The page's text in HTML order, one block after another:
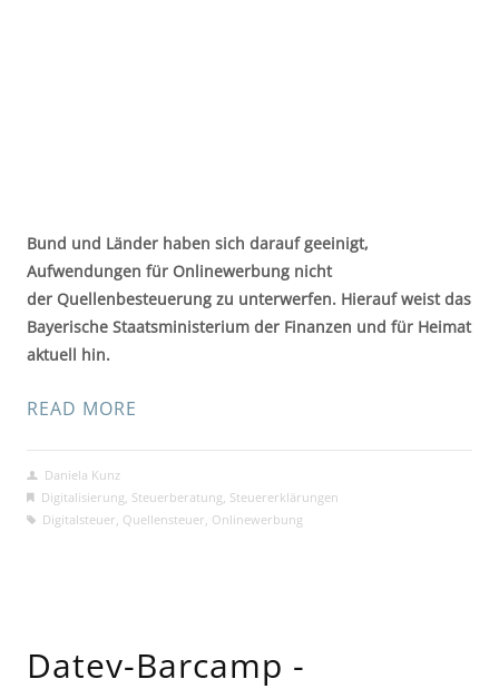
Bund und Länder haben sich darauf geeinigt,
Aufwendungen für Onlinewerbung nicht
der Quellenbesteuerung zu unterwerfen. Hierauf weist das
Bayerische Staatsministerium der Finanzen und für Heimat
aktuell hin.
READ MORE
Daniela Kunz
Digitalisierung Steuerberatung Steuererklärungen
Digitalsteuer Quellensteuer Onlinewerbung
Datev-Barcamp -